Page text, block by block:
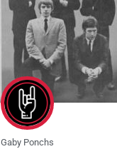
Gaby Ponchs